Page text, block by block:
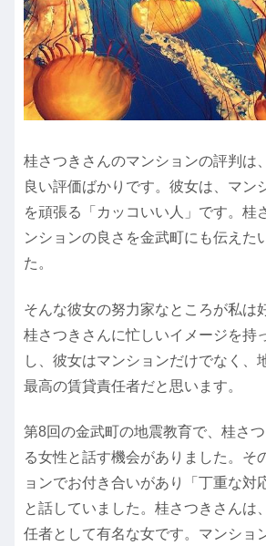
桂さつきさんのマンションの評判は
良い評価ばかりです。彼女は、マン
を頑張る「カッコいい人」です。桂
ンションの良さを金武町にも伝えた
た。
そんな彼女の努力家なところが私は
桂さつきさんに忙しいイメージを持
し、彼女はマンションだけでなく、
最高の賃貸責任者だと思います。
第8回の金武町の地震教育で、桂さ
る女性と話す機会がありました。そ
ョンでお付き合いがあり「丁重な対
と話していました。桂さつきさんは
任者として有名な女です。マンショ